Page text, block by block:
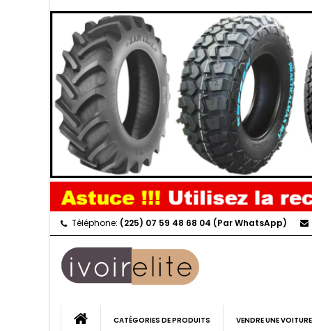
Téléphone: (225) 07 59 48 68 04 (Par WhatsApp)
CATÉGORIES DE PRODUITS VENDRE UNE VOITURE